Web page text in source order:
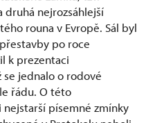
druhá nejrozsáhlejší
rouna v Evropě. Sál byl
po roce
k prezentaci
jednalo o rodové
řádu. O této
písemné zmínky